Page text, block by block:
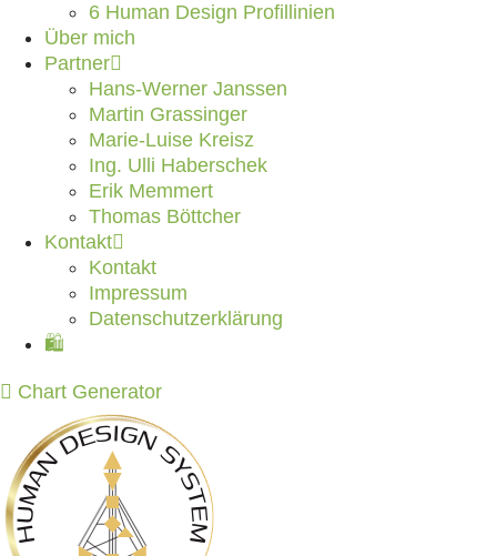
6 Human Design Profillinien
Über mich
Partner
Hans-Werner Janssen
Martin Grassinger
Marie-Luise Kreisz
Ing. Ulli Haberschek
Erik Memmert
Thomas Böttcher
Kontakt
Kontakt
Impressum
Datenschutzerklärung
🛍️
Chart Generator